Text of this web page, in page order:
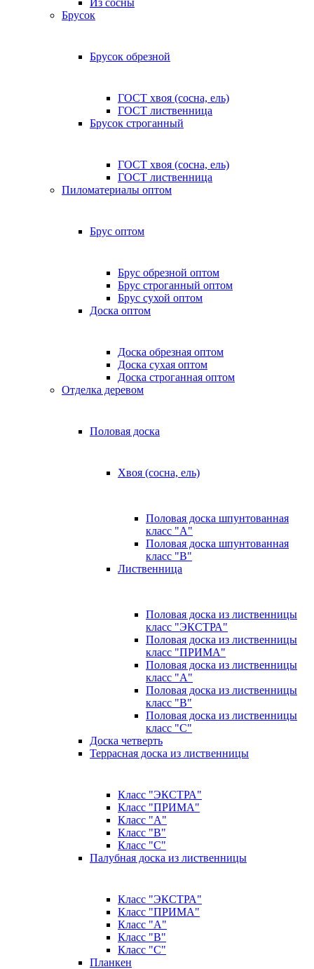
Из сосны
Брусок
Брусок обрезной
ГОСТ хвоя (сосна, ель)
ГОСТ лиственница
Брусок строганный
ГОСТ хвоя (сосна, ель)
ГОСТ лиственница
Пиломатериалы оптом
Брус оптом
Брус обрезной оптом
Брус строганный оптом
Брус сухой оптом
Доска оптом
Доска обрезная оптом
Доска сухая оптом
Доска строганная оптом
Отделка деревом
Половая доска
Хвоя (сосна, ель)
Половая доска шпунтованная
класс "А"
Половая доска шпунтованная
класс "B"
Лиственница
Половая доска из лиственницы
класс "ЭКСТРА"
Половая доска из лиственницы
класс "ПРИМА"
Половая доска из лиственницы
класс "А"
Половая доска из лиственницы
класс "B"
Половая доска из лиственницы
класс "C"
Доска четверть
Террасная доска из лиственницы
Класс "ЭКСТРА"
Класс "ПРИМА"
Класс "А"
Класс "B"
Класс "C"
Палубная доска из лиственницы
Класс "ЭКСТРА"
Класс "ПРИМА"
Класс "А"
Класс "B"
Класс "C"
Планкен